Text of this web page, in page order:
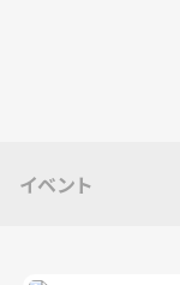
イベント